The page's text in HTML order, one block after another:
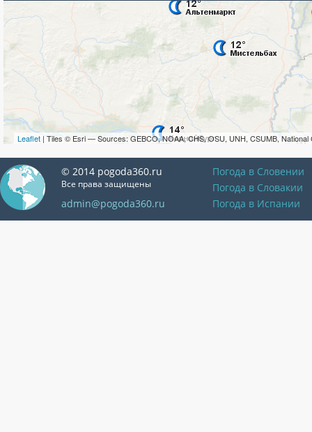
Leaflet | Tiles © Esri — Sources: GEBCO, NOAA, CHS, OSU, UNH, CSUMB, National
© 2014 pogoda360.ru
Все права защищены
admin@pogoda360.ru
Погода в Словении
Погода в Словакии
Погода в Испании